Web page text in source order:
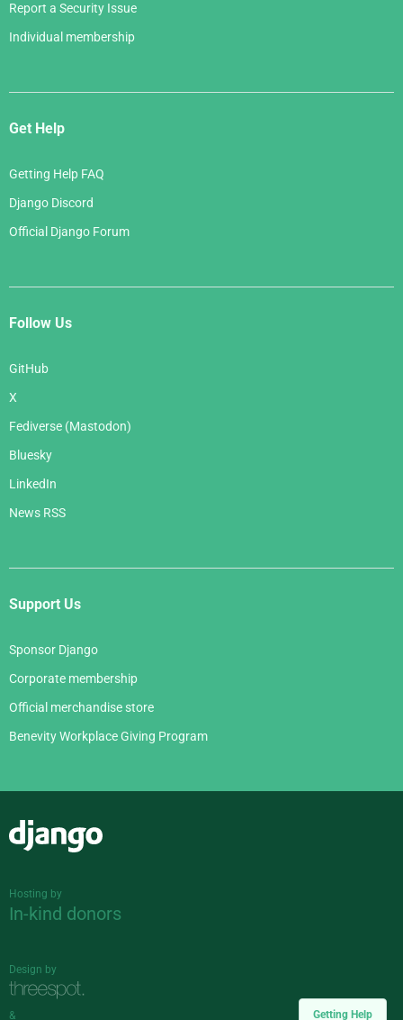
Getting Help
Report a Security Issue
Individual membership
Get Help
Getting Help FAQ
Django Discord
Official Django Forum
Follow Us
GitHub
X
Fediverse (Mastodon)
Bluesky
LinkedIn
News RSS
Support Us
Sponsor Django
Corporate membership
Official merchandise store
Benevity Workplace Giving Program
Hosting by
In-kind donors
Design by
&